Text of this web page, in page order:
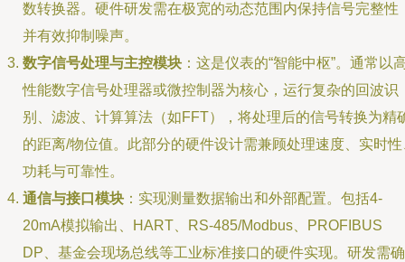
数转换器。硬件研发需在极宽的动态范围内保持信号完整性
并有效抑制噪声。
数字信号处理与主控模块 ：这是仪表的“智能中枢”。通常以
性能数字信号处理器或微控制器为核心，运行复杂的回波识
别、滤波、计算算法（如FFT），将处理后的信号转换为精
的距离/物位值。此部分的硬件设计需兼顾处理速度、实时性
功耗与可靠性。
通信与接口模块 ：实现测量数据输出和外部配置。包括4-
20mA模拟输出、HART、RS-485/Modbus、PROFIBUS
DP、基金会现场总线等工业标准接口的硬件实现。研发需确